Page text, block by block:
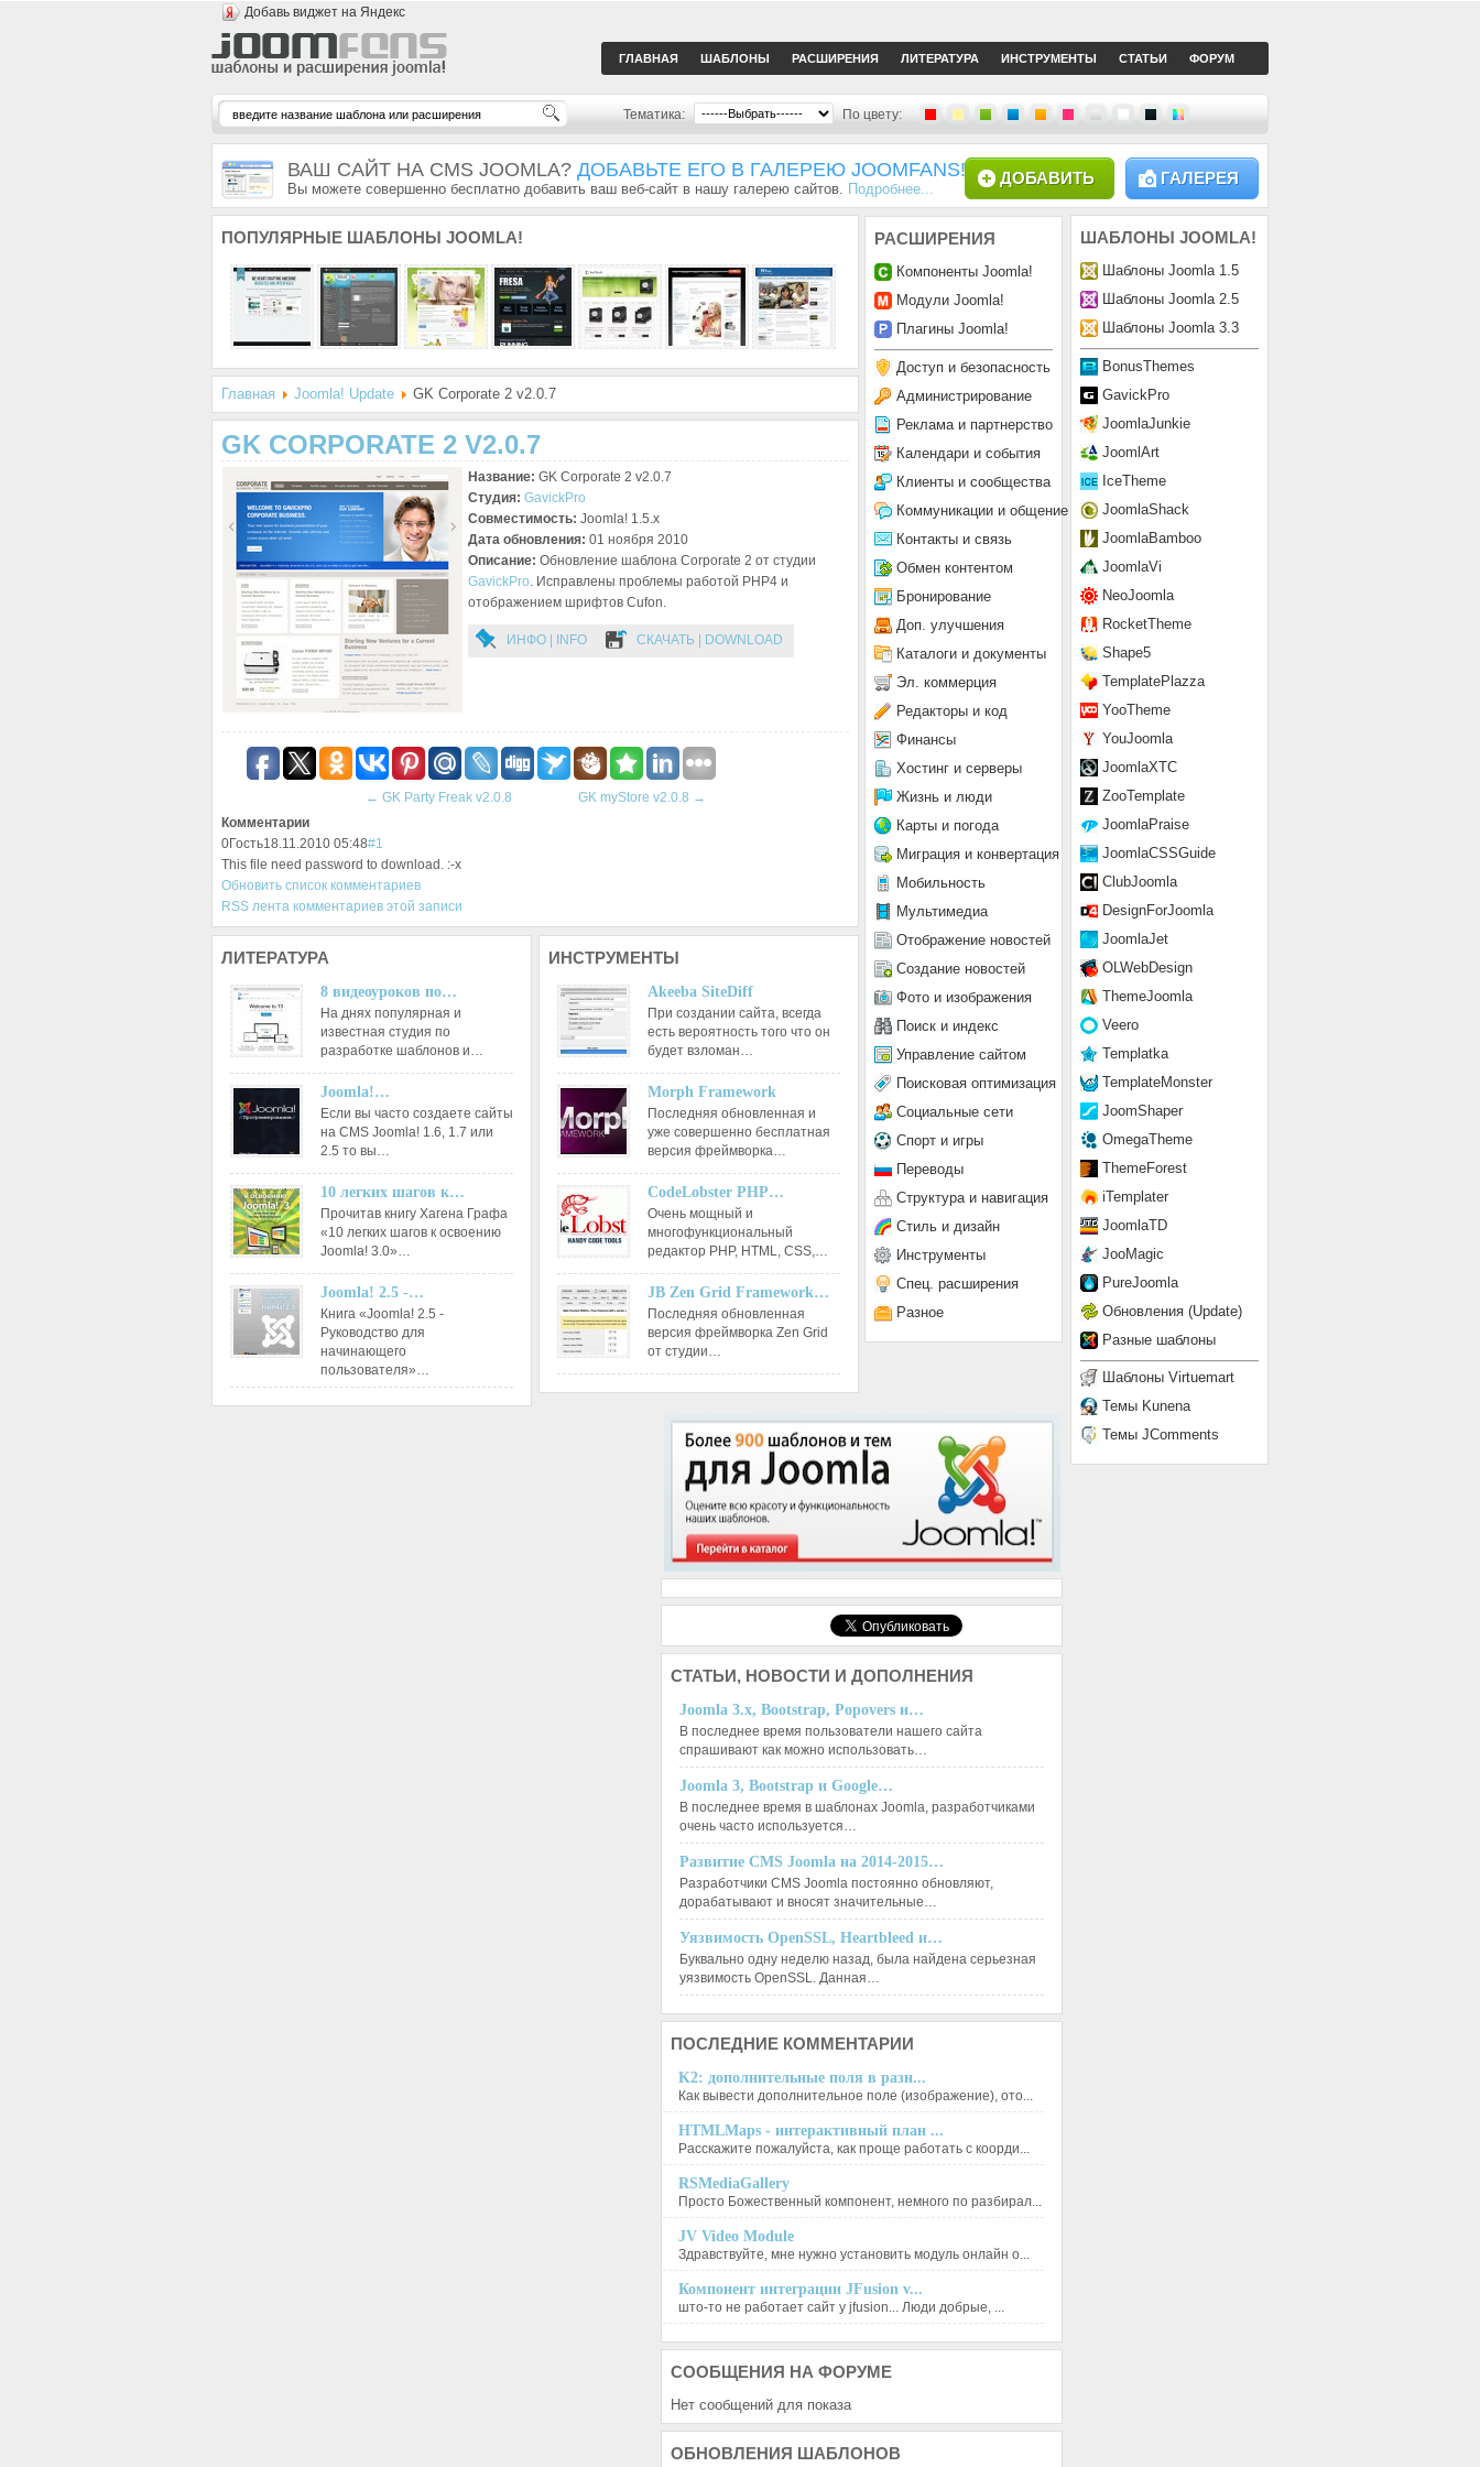
Добавь виджет на Яндекс
ГЛАВНАЯ ШАБЛОНЫ РАСШИРЕНИЯ ЛИТЕРАТУРА ИНСТРУМЕНТЫ СТАТЬИ ФОРУМ
Тематика: По цвету:
ВАШ САЙТ НА CMS JOOMLA? ДОБАВЬТЕ ЕГО В ГАЛЕРЕЮ JOOMFANS!
Вы можете совершенно бесплатно добавить ваш веб-сайт в нашу галерею сайтов. Подробнее...
ГАЛЕРЕЯ
ДОБАВИТЬ
ПОПУЛЯРНЫЕ ШАБЛОНЫ JOOMLA!
Главная Joomla! Update GK Corporate 2 v2.0.7
GK CORPORATE 2 V2.0.7
Название: GK Corporate 2 v2.0.7
Студия: GavickPro
Совместимость: Joomla! 1.5.x
Дата обновления: 01 ноября 2010
Описание: Обновление шаблона Corporate 2 от студии
GavickPro. Исправлены проблемы работой PHP4 и
отображением шрифтов Cufon.
ИНФО | INFO СКАЧАТЬ | DOWNLOAD
← GK Party Freak v2.0.8 GK myStore v2.0.8 →
Комментарии
0Гость18.11.2010 05:48#1
This file need password to download. :-x
Обновить список комментариев
RSS лента комментариев этой записи
ЛИТЕРАТУРА
8 видеоуроков по…
На днях популярная и
известная студия по
разработке шаблонов и…
Joomla!…
Если вы часто создаете сайты
на CMS Joomla! 1.6, 1.7 или
2.5 то вы…
10 легких шагов к…
Прочитав книгу Хагена Графа
«10 легких шагов к освоению
Joomla! 3.0»…
Joomla! 2.5 -…
Книга «Joomla! 2.5 -
Руководство для
начинающего
пользователя»…
ИНСТРУМЕНТЫ
Akeeba SiteDiff
При создании сайта, всегда
есть вероятность того что он
будет взломан…
Morph Framework
Последняя обновленная и
уже совершенно бесплатная
версия фреймворка…
CodeLobster PHP…
Очень мощный и
многофункциональный
редактор РНР, HTML, CSS,…
JB Zen Grid Framework…
Последняя обновленная
версия фреймворка Zen Grid
от студии…
ШАБЛОНЫ JOOMLA!
Шаблоны Joomla 1.5
Шаблоны Joomla 2.5
Шаблоны Joomla 3.3
BonusThemes
GavickPro
JoomlaJunkie
JoomlArt
IceTheme
JoomlaShack
JoomlaBamboo
JoomlaVi
NeoJoomla
RocketTheme
Shape5
TemplatePlazza
YooTheme
YouJoomla
JoomlaXTC
ZooTemplate
JoomlaPraise
JoomlaCSSGuide
ClubJoomla
DesignForJoomla
JoomlaJet
OLWebDesign
ThemeJoomla
Veero
Templatka
TemplateMonster
JoomShaper
OmegaTheme
ThemeForest
iTemplater
JoomlaTD
JooMagic
PureJoomla
Обновления (Update)
Разные шаблоны
Шаблоны Virtuemart
Темы Kunena
Темы JComments
РАСШИРЕНИЯ
Компоненты Joomla!
Модули Joomla!
Плагины Joomla!
Доступ и безопасность
Администрирование
Реклама и партнерство
Календари и события
Клиенты и сообщества
Коммуникации и общение
Контакты и связь
Обмен контентом
Бронирование
Доп. улучшения
Каталоги и документы
Эл. коммерция
Редакторы и код
Финансы
Хостинг и серверы
Жизнь и люди
Карты и погода
Миграция и конвертация
Мобильность
Мультимедиа
Отображение новостей
Создание новостей
Фото и изображения
Поиск и индекс
Управление сайтом
Поисковая оптимизация
Социальные сети
Спорт и игры
Переводы
Структура и навигация
Стиль и дизайн
Инструменты
Спец. расширения
Разное
СТАТЬИ, НОВОСТИ И ДОПОЛНЕНИЯ
Joomla 3.x, Bootstrap, Popovers и…
В последнее время пользователи нашего сайта
спрашивают как можно использовать…
Joomla 3, Bootstrap и Google…
В последнее время в шаблонах Joomla, разработчиками
очень часто используется…
Развитие CMS Joomla на 2014-2015…
Разработчики CMS Joomla постоянно обновляют,
дорабатывают и вносят значительные…
Уязвимость OpenSSL, Heartbleed и…
Буквально одну неделю назад, была найдена серьезная
уязвимость OpenSSL. Данная…
ПОСЛЕДНИЕ КОММЕНТАРИИ
K2: дополнительные поля в разн...
Как вывести дополнительное поле (изображение), ото...
HTMLMaps - интерактивный план ...
Расскажите пожалуйста, как проще работать с коорди...
RSMediaGallery
Просто Божественный компонент, немного по разбирал...
JV Video Module
Здравствуйте, мне нужно установить модуль онлайн о...
Компонент интеграции JFusion v...
што-то не работает сайт у jfusion... Люди добрые, ...
СООБЩЕНИЯ НА ФОРУМЕ
Нет сообщений для показа
ОБНОВЛЕНИЯ ШАБЛОНОВ